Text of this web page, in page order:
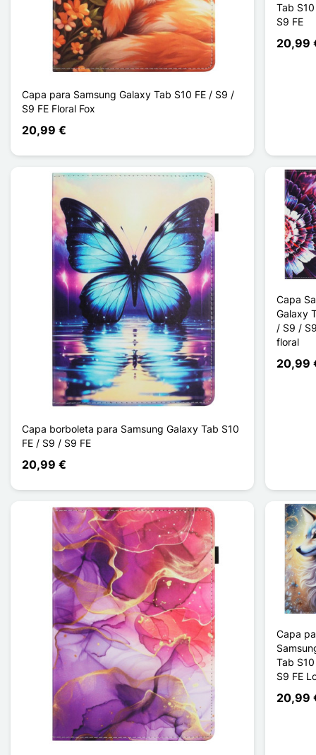
Capa para Samsung Galaxy Tab S10 FE / S9 /
S9 FE Floral Fox
20,99 €
Tab
S9 FE
20,99
Capa borboleta para Samsung Galaxy Tab S10
FE / S9 / S9 FE
20,99 €
Capa
Galaxy
/ S9 /
floral
20,99
Capa
Tab
S9 FE
20,99